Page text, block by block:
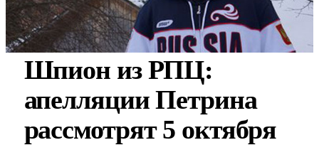
Шпион из РПЦ:
апелляции Петрина
рассмотрят 5 октября